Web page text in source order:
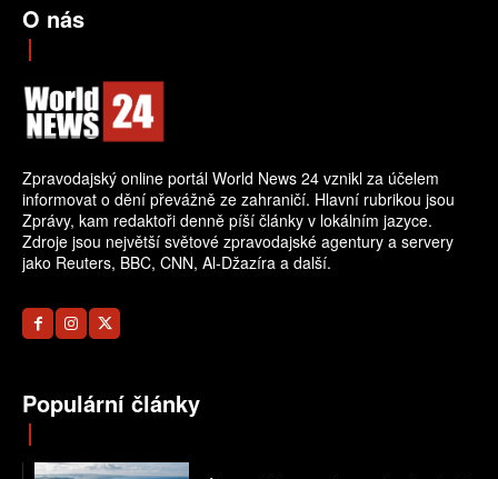
O nás
Zpravodajský online portál World News 24 vznikl za účelem
informovat o dění převážně ze zahraničí. Hlavní rubrikou jsou
Zprávy, kam redaktoři denně píší články v lokálním jazyce.
Zdroje jsou největší světové zpravodajské agentury a servery
jako Reuters, BBC, CNN, Al-Džazíra a další.
Populární články